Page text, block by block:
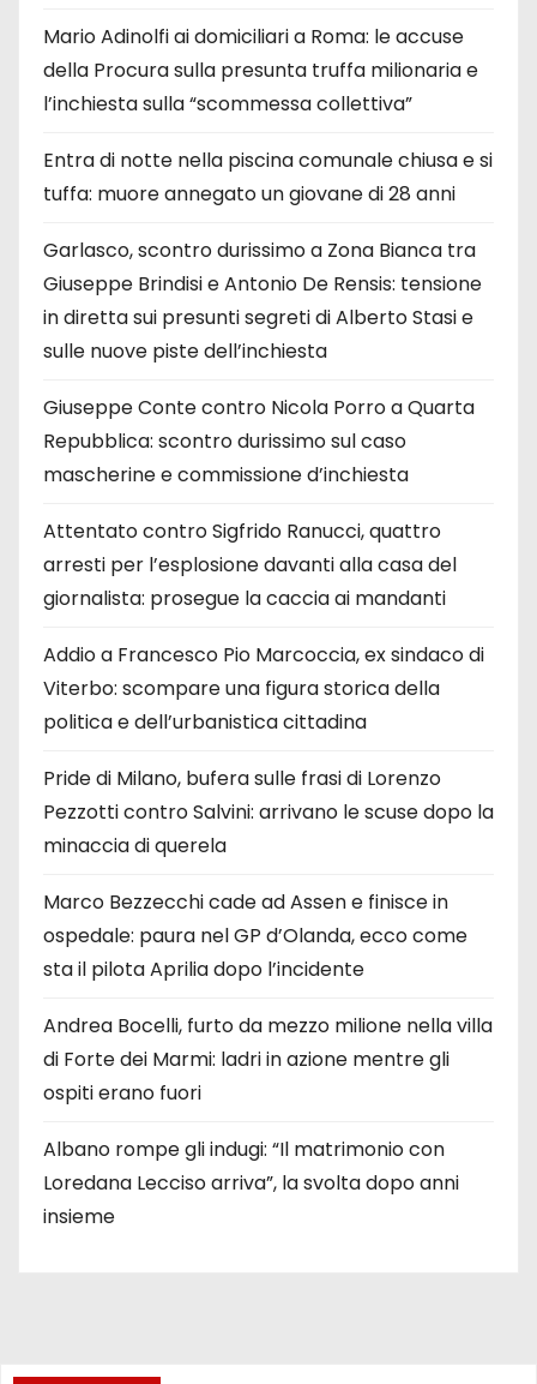
Mario Adinolfi ai domiciliari a Roma: le accuse
della Procura sulla presunta truffa milionaria e
l’inchiesta sulla “scommessa collettiva”
Entra di notte nella piscina comunale chiusa e si
tuffa: muore annegato un giovane di 28 anni
Garlasco, scontro durissimo a Zona Bianca tra
Giuseppe Brindisi e Antonio De Rensis: tensione
in diretta sui presunti segreti di Alberto Stasi e
sulle nuove piste dell’inchiesta
Giuseppe Conte contro Nicola Porro a Quarta
Repubblica: scontro durissimo sul caso
mascherine e commissione d’inchiesta
Attentato contro Sigfrido Ranucci, quattro
arresti per l’esplosione davanti alla casa del
giornalista: prosegue la caccia ai mandanti
Addio a Francesco Pio Marcoccia, ex sindaco di
Viterbo: scompare una figura storica della
politica e dell’urbanistica cittadina
Pride di Milano, bufera sulle frasi di Lorenzo
Pezzotti contro Salvini: arrivano le scuse dopo la
minaccia di querela
Marco Bezzecchi cade ad Assen e finisce in
ospedale: paura nel GP d’Olanda, ecco come
sta il pilota Aprilia dopo l’incidente
Andrea Bocelli, furto da mezzo milione nella villa
di Forte dei Marmi: ladri in azione mentre gli
ospiti erano fuori
Albano rompe gli indugi: “Il matrimonio con
Loredana Lecciso arriva”, la svolta dopo anni
insieme